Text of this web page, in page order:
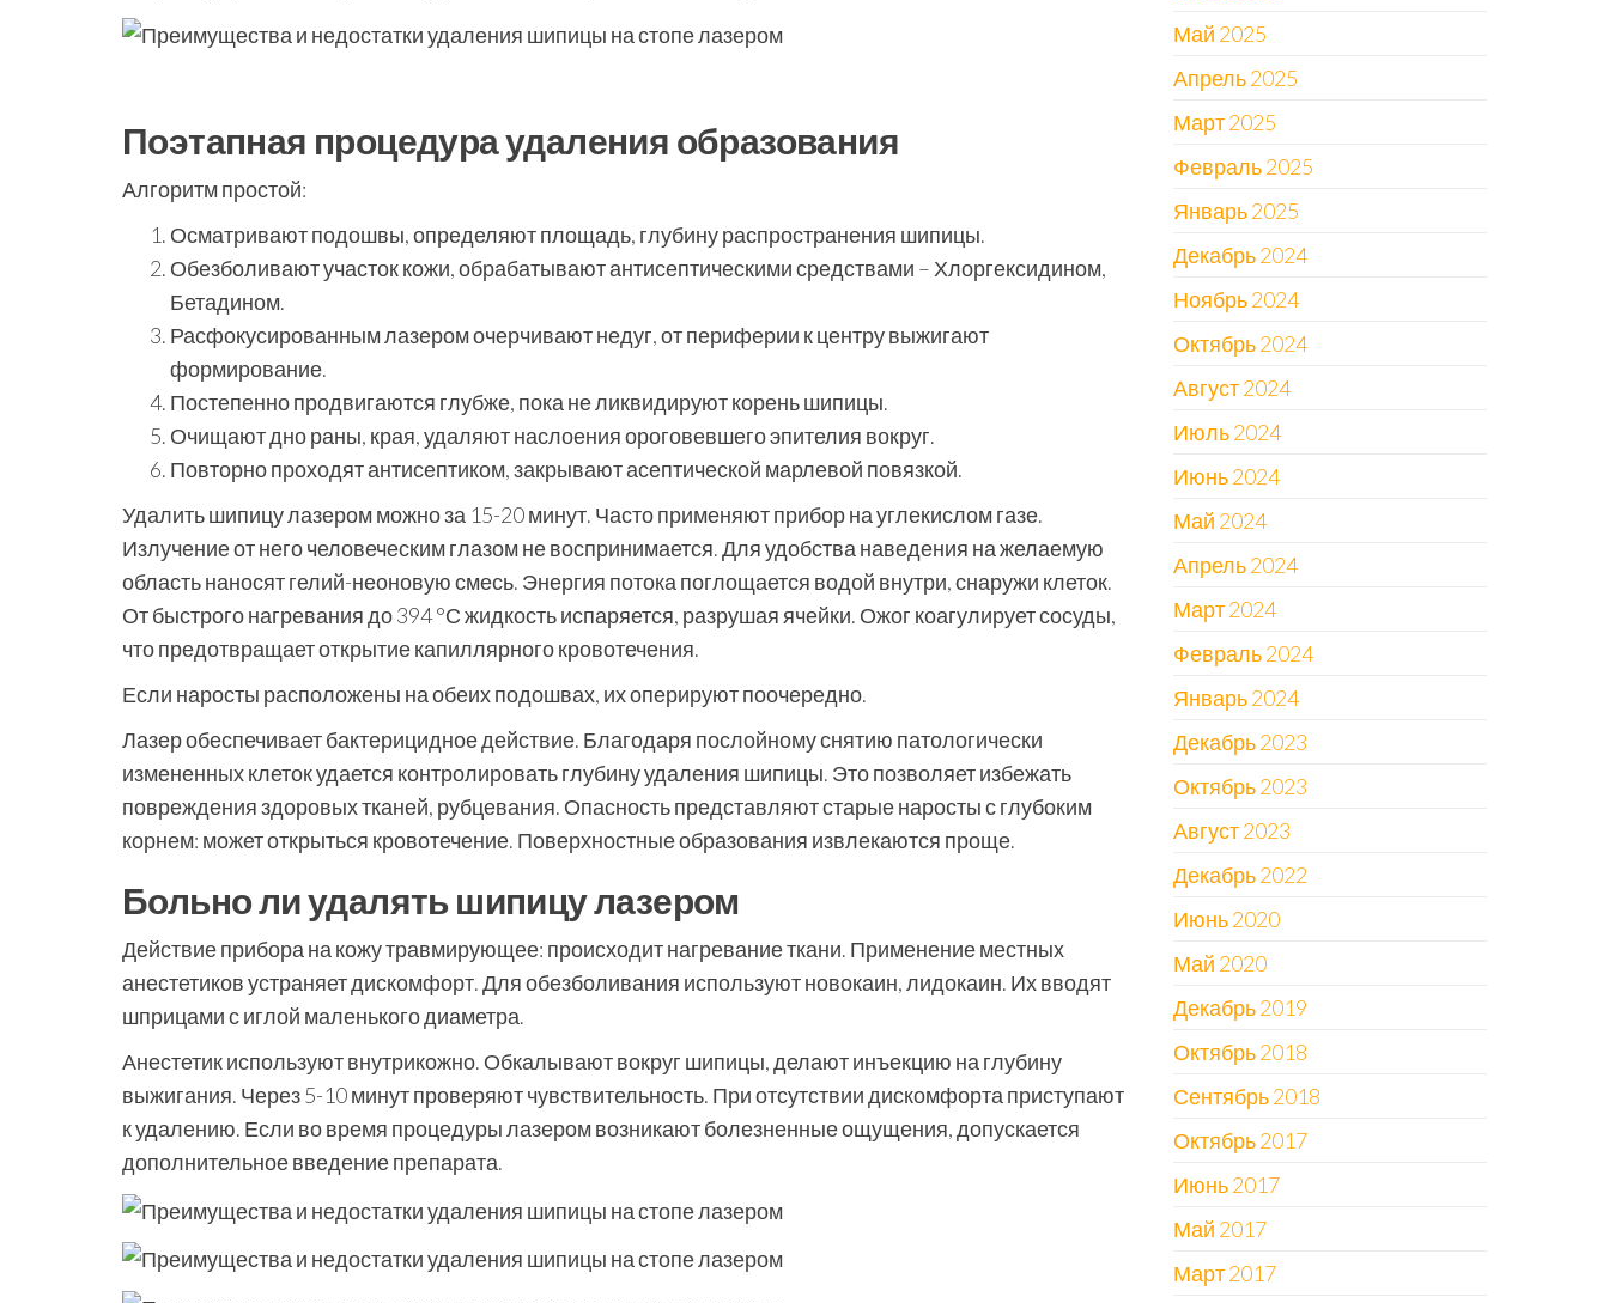
Поэтапная процедура удаления образования
Алгоритм простой:
Осматривают подошвы, определяют площадь, глубину распространения шипицы.
Обезболивают участок кожи, обрабатывают антисептическими средствами – Хлоргексидином,
Бетадином.
Расфокусированным лазером очерчивают недуг, от периферии к центру выжигают
формирование.
Постепенно продвигаются глубже, пока не ликвидируют корень шипицы.
Очищают дно раны, края, удаляют наслоения ороговевшего эпителия вокруг.
Повторно проходят антисептиком, закрывают асептической марлевой повязкой.
Удалить шипицу лазером можно за 15-20 минут. Часто применяют прибор на углекислом газе.
Излучение от него человеческим глазом не воспринимается. Для удобства наведения на желаемую
область наносят гелий-неоновую смесь. Энергия потока поглощается водой внутри, снаружи клеток.
От быстрого нагревания до 394 °С жидкость испаряется, разрушая ячейки. Ожог коагулирует сосуды,
что предотвращает открытие капиллярного кровотечения.
Если наросты расположены на обеих подошвах, их оперируют поочередно.
Лазер обеспечивает бактерицидное действие. Благодаря послойному снятию патологически
измененных клеток удается контролировать глубину удаления шипицы. Это позволяет избежать
повреждения здоровых тканей, рубцевания. Опасность представляют старые наросты с глубоким
корнем: может открыться кровотечение. Поверхностные образования извлекаются проще.
Больно ли удалять шипицу лазером
Действие прибора на кожу травмирующее: происходит нагревание ткани. Применение местных
анестетиков устраняет дискомфорт. Для обезболивания используют новокаин, лидокаин. Их вводят
шприцами с иглой маленького диаметра.
Анестетик используют внутрикожно. Обкалывают вокруг шипицы, делают инъекцию на глубину
выжигания. Через 5-10 минут проверяют чувствительность. При отсутствии дискомфорта приступают
к удалению. Если во время процедуры лазером возникают болезненные ощущения, допускается
дополнительное введение препарата.
Май 2025
Апрель 2025
Март 2025
Февраль 2025
Январь 2025
Декабрь 2024
Ноябрь 2024
Октябрь 2024
Август 2024
Июль 2024
Июнь 2024
Май 2024
Апрель 2024
Март 2024
Февраль 2024
Январь 2024
Декабрь 2023
Октябрь 2023
Август 2023
Декабрь 2022
Июнь 2020
Май 2020
Декабрь 2019
Октябрь 2018
Сентябрь 2018
Октябрь 2017
Июнь 2017
Май 2017
Март 2017